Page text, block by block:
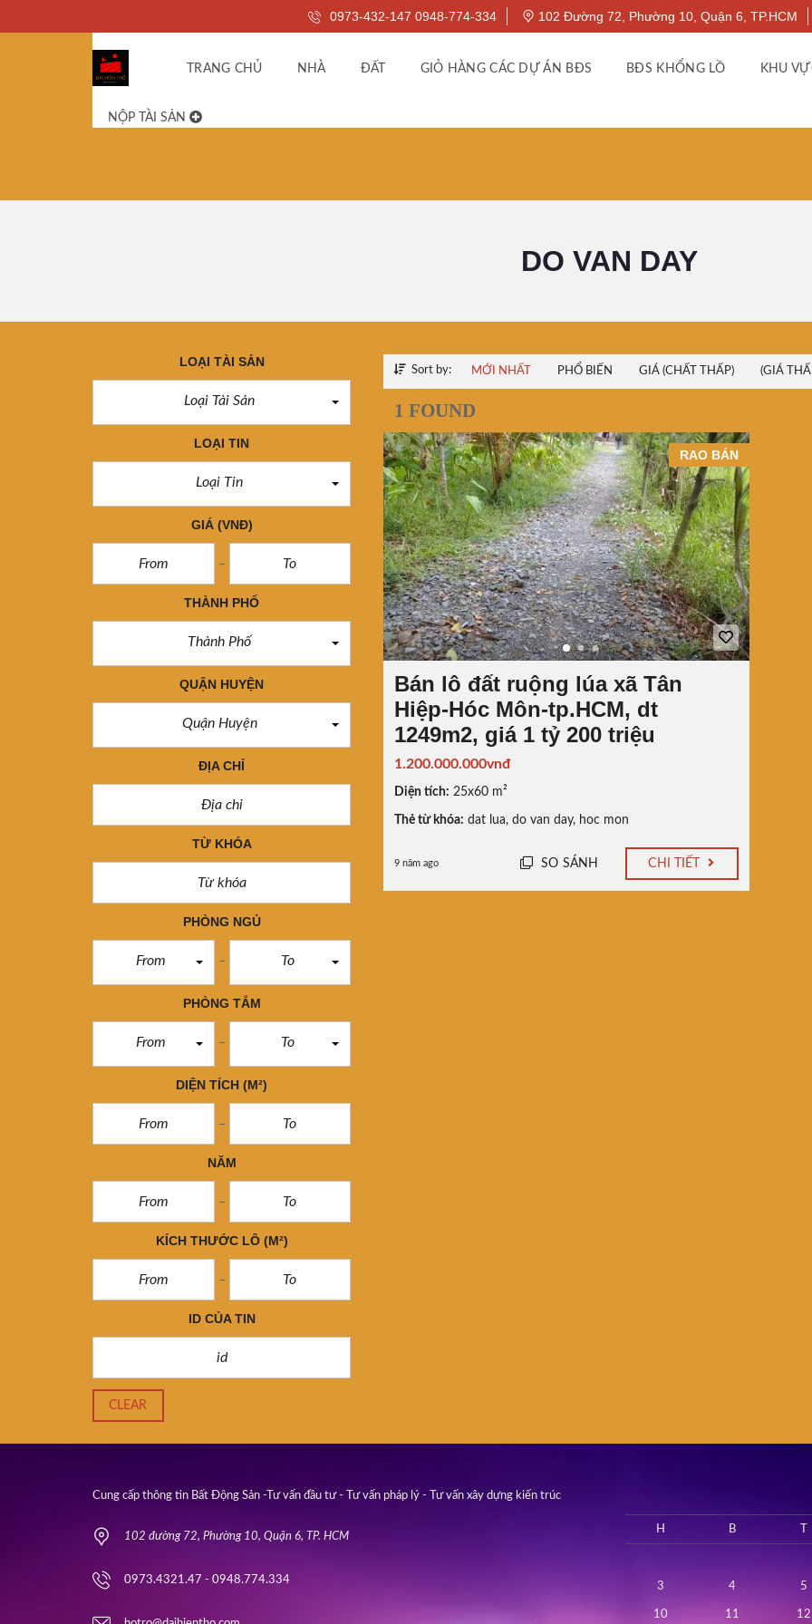
0973-432-147 0948-774-334 102 Đường 72, Phường 10, Quận 6, TP.HCM
TRANG CHỦ NHÀ ĐẤT GIỎ HÀNG CÁC DỰ ÁN BĐS BĐS KHỔNG LỒ KHU
NỘP TÀI SẢN
DO VAN DAY
LOẠI TÀI SẢN
Loại Tài Sản
LOẠI TIN
Loại Tin
GIÁ (VNĐ)
THÀNH PHỐ
Thành Phố
QUẬN HUYỆN
Quận Huyện
ĐỊA CHỈ
TỪ KHÓA
PHÒNG NGỦ
From To
PHÒNG TẮM
From To
DIỆN TÍCH (M²)
NĂM
KÍCH THƯỚC LÔ (M²)
ID CỦA TIN
CLEAR
Sort by: MỚI NHẤT PHỔ BIẾN GIÁ (CHẤT THẤP) (GIÁ
1 FOUND
RAO BÁN
Bán lô đất ruộng lúa xã Tân
Hiệp-Hóc Môn-tp.HCM, dt
1249m2, giá 1 tỷ 200 triệu
1.200.000.000vnđ
Diện tích: 25x60 m²
Thẻ từ khóa: dat lua, do van day, hoc mon
9 năm ago SO SÁNH CHI TIẾT
Cung cấp thông tin Bất Động Sản -Tư vấn đầu tư - Tư vấn pháp lý - Tư vấn xây dựng kiến trúc
102 đường 72, Phường 10, Quận 6, TP. HCM
0973.4321.47 - 0948.774.334
H B
3 4 5
10 11 12